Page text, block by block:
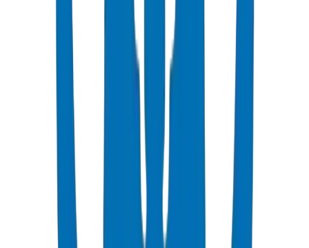
Profondeur d'enfouissement minimale : 600 mm pour protéger
contre les températures extrêmes de surface.
Prévoir un lit de sable de 100 mm sous et autour du tuyau.
Remblayer par couches avec compactage à 95 % de la densité
Proctor standard.
Utiliser un ruban d'avertissement 300 mm au-dessus du tuyau pour
alerter les futures excavations.
Boucles de dilatation : Les boucles en forme de U ou de Z absorbent